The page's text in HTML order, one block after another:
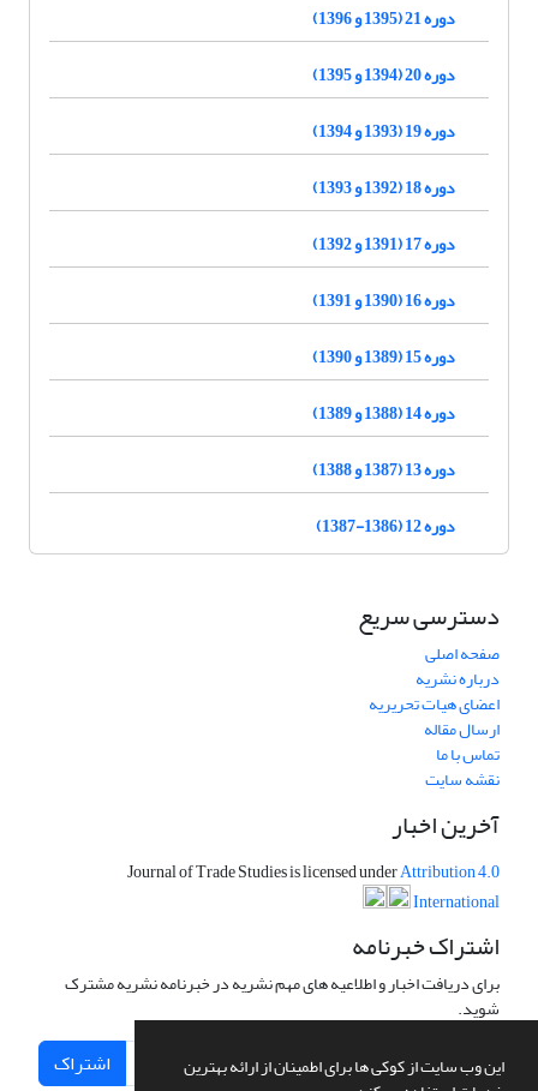
این وب سایت از کوکی ها برای اطمینان از ارائه بهترین
دوره 21 (1395 و 1396)
دوره 20 (1394 و 1395)
دوره 19 (1393 و 1394)
دوره 18 (1392 و 1393)
دوره 17 (1391 و 1392)
دوره 16 (1390 و 1391)
دوره 15 (1389 و 1390)
دوره 14 (1388 و 1389)
دوره 13 (1387 و 1388)
دوره 12 (1386-1387)
دسترسی سریع
صفحه اصلی
درباره نشریه
اعضای هیات تحریریه
ارسال مقاله
تماس با ما
نقشه سایت
آخرین اخبار
Journal of Trade Studies is licensed underAttribution 4.0
International
اشتراک خبرنامه
برای دریافت اخبار و اطلاعیه های مهم نشریه در خبرنامه نشریه مشترک
شوید.
اشتراک